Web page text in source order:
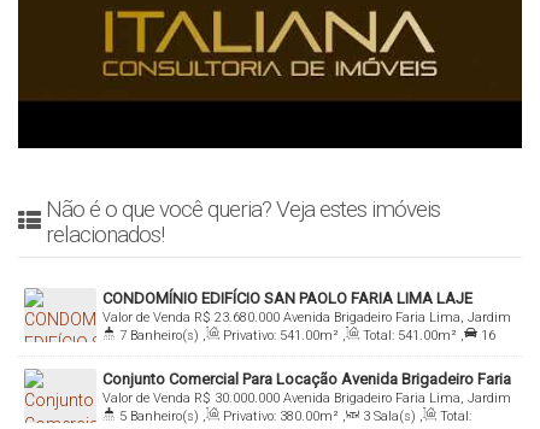
Não é o que você queria? Veja estes imóveis
relacionados!
CONDOMÍNIO EDIFÍCIO SAN PAOLO FARIA LIMA LAJE
COMERCIAL R$ 23.680.000
Valor de Venda
Avenida Brigadeiro Faria Lima, Jardim
Paulistano, 01452-001, Itaim Bibi, São Paulo, São Paulo, Brasil
7 Banheiro(s) , Privativo: 541 .00m² , Total: 541 .00m² ,
16
Vaga(s) , Útil: 541.00m²
Conjunto Comercial Para Locação Avenida Brigadeiro Faria
Lima - São Paulo - SP
R$ 30.000.000
Valor de Venda
Avenida Brigadeiro Faria Lima, Jardim
Paulistano, 01452-001, Itaim Bibi, São Paulo, São Paulo, Brasil
5 Banheiro(s) , Privativo: 380.00m² , 3 Sala(s) ,
Total: